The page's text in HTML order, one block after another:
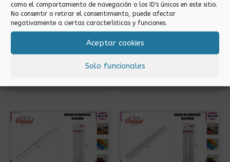
como el comportamiento de navegación o los ID's únicos en este sitio.
No consentir o retirar el consentimiento, puede afectar
negativamente a ciertas características y funciones.
Aceptar cookies
Solo funcionales
Ganchillo Ganchillo
4.0 AGUJA DE